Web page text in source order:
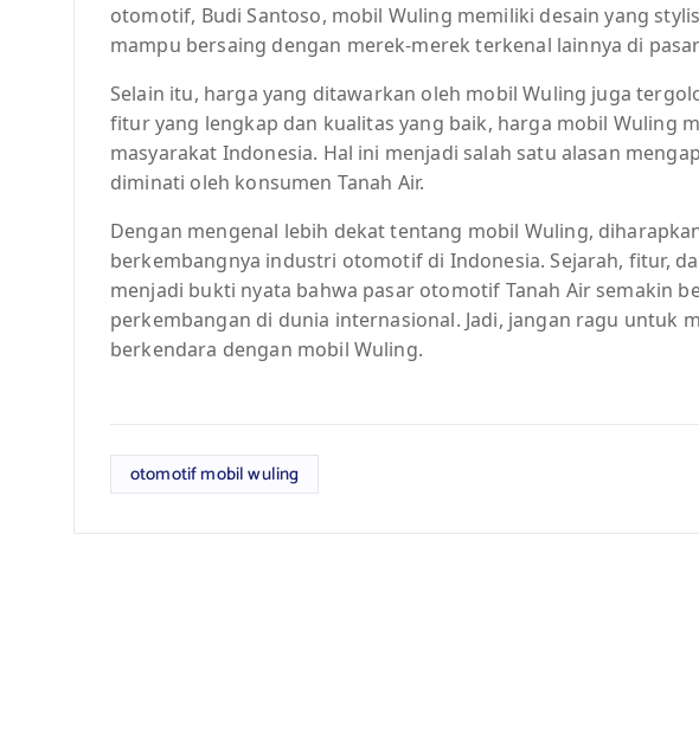
otomotif, Budi Santoso, mobil Wuling memiliki desain yang
mampu bersaing dengan merek-merek terkenal lainnya di
Selain itu, harga yang ditawarkan oleh mobil Wuling juga
fitur yang lengkap dan kualitas yang baik, harga mobil Wuling
masyarakat Indonesia. Hal ini menjadi salah satu alasan
diminati oleh konsumen Tanah Air.
Dengan mengenal lebih dekat tentang mobil Wuling,
berkembangnya industri otomotif di Indonesia. Sejarah, fitur,
menjadi bukti nyata bahwa pasar otomotif Tanah Air semakin
perkembangan di dunia internasional. Jadi, jangan ragu untuk
berkendara dengan mobil Wuling.
otomotif mobil wuling